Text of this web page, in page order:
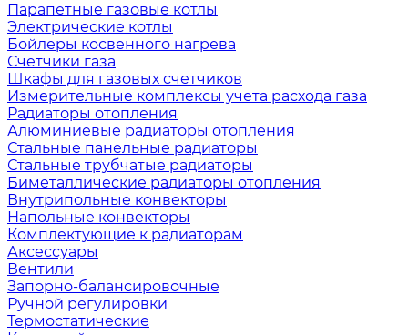
Парапетные газовые котлы
Электрические котлы
Бойлеры косвенного нагрева
Счетчики газа
Шкафы для газовых счетчиков
Измерительные комплексы учета расхода газа
Радиаторы отопления
Алюминиевые радиаторы отопления
Стальные панельные радиаторы
Стальные трубчатые радиаторы
Биметаллические радиаторы отопления
Внутрипольные конвекторы
Напольные конвекторы
Комплектующие к радиаторам
Аксессуары
Вентили
Запорно-балансировочные
Ручной регулировки
Термостатические